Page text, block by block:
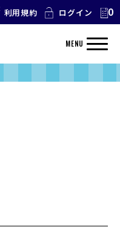
利用規約 ログイン 0
MENU